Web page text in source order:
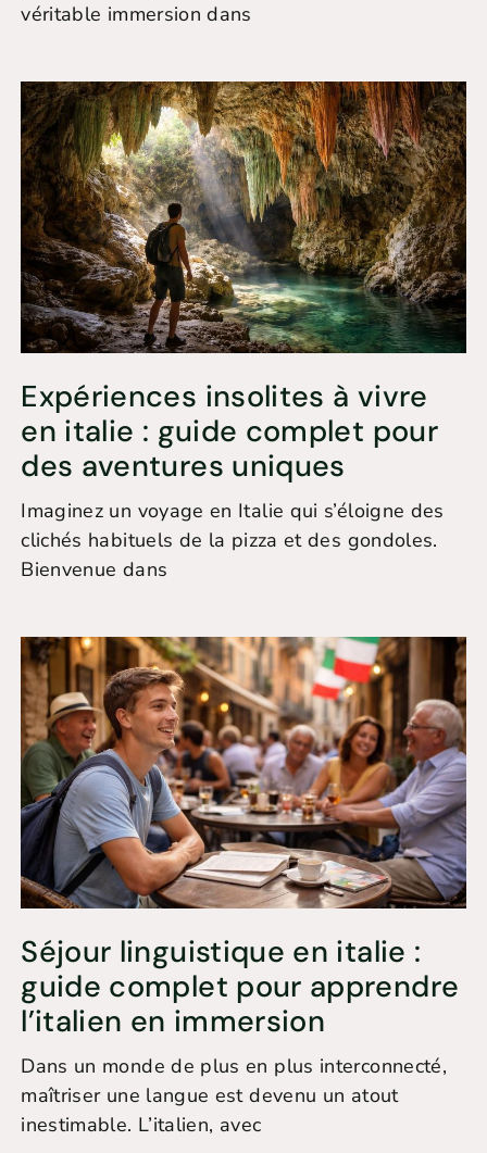
véritable immersion dans
Expériences insolites à vivre
en italie : guide complet pour
des aventures uniques
Imaginez un voyage en Italie qui s’éloigne des
clichés habituels de la pizza et des gondoles.
Bienvenue dans
Séjour linguistique en italie :
guide complet pour apprendre
l’italien en immersion
Dans un monde de plus en plus interconnecté,
maîtriser une langue est devenu un atout
inestimable. L’italien, avec